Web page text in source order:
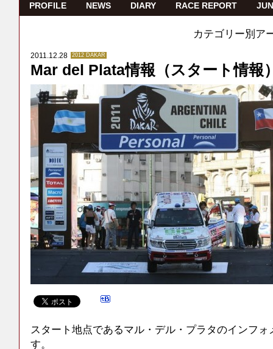
PROFILE NEWS DIARY RACE REPORT
カテゴリー別ア
2011.12.28 2012 DAKAR
Mar del Plata情報（スタート情報
スタート地点であるマル・デル・プラタのインフ
す。